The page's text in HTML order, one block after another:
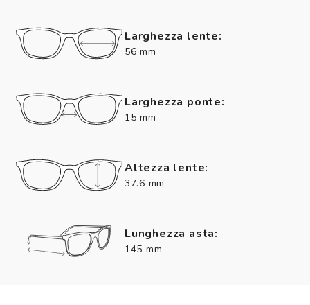
Larghezza lente:
56 mm
Larghezza ponte:
15 mm
Altezza lente:
37.6 mm
Lunghezza asta:
145 mm